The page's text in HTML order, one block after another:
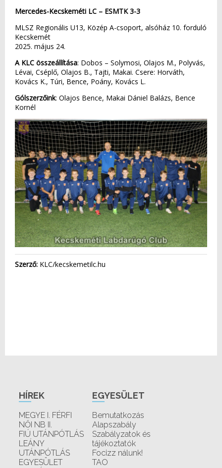
Mercedes-Kecskeméti LC – ESMTK 3-3
MLSZ Regionális U13, Közép A-csoport, alsóház 10. forduló
Kecskemét
2025. május 24.
A KLC összeállítása: Dobos – Solymosi, Olajos M., Polyvás,
Lévai, Cséplő, Olajos B., Tajti, Makai. Csere: Horváth,
Kovács K., Túri, Bence, Poány, Kovács L.
Gólszerzőink: Olajos Bence, Makai Dániel Balázs, Bence
Kornél
Szerző: KLC/kecskemetilc.hu
HÍREK
MEGYE I. FÉRFI
NŐI NB II.
FIÚ UTÁNPÓTLÁS
LEÁNY
UTÁNPÓTLÁS
EGYESÜLET
EGYESÜLET
Bemutatkozás
Alapszabály
Szabályzatok és
tájékoztatók
Focizz nálunk!
TAO